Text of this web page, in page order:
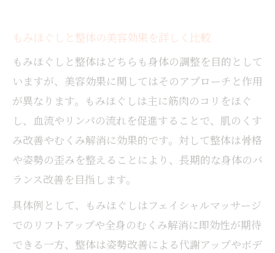
もみほぐしと整体の美容効果を詳しく比較
もみほぐしと整体はどちらも身体の調整を目的として
いますが、美容効果に関してはそのアプローチと作用
が異なります。もみほぐしは主に筋肉のコリをほぐ
し、血流やリンパの流れを促進することで、肌のくす
み改善やむくみ解消に効果的です。対して整体は骨格
や姿勢の歪みを整えることにより、長期的な身体のバ
ランス改善を目指します。
具体例として、もみほぐしはフェイシャルマッサージ
でのリフトアップや全身のむくみ解消に即効性が期待
できる一方、整体は姿勢改善による代謝アップやボデ